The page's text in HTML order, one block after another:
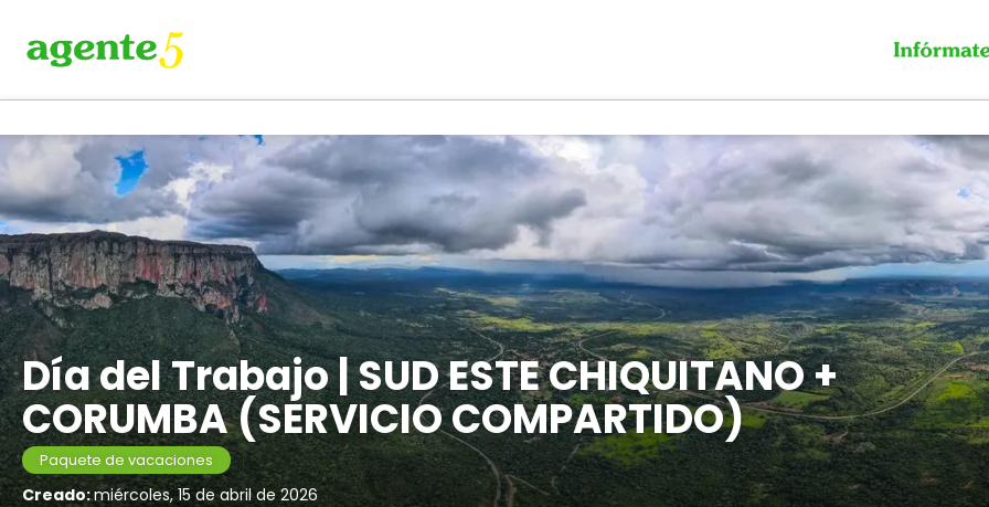
Día del Trabajo | SUD ESTE CHIQUITANO +
CORUMBA (SERVICIO COMPARTIDO)
Paquete de vacaciones
Creado:miércoles, 15 de abril de 2026